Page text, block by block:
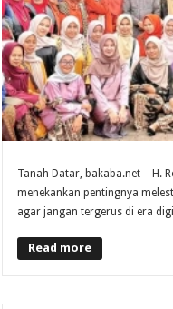
Tanah Datar, bakaba.net – H.
menekankan pentingnya
agar jangan tergerus di era
Read more